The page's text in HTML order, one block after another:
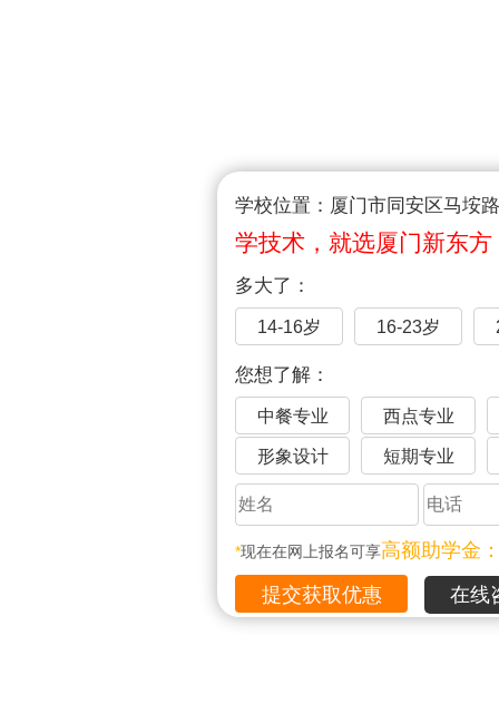
学校位置：厦门市同安区马垵
学技术，就选厦门新东方
多大了：
14-16岁 16-23岁
您想了解：
中餐专业 西点专业
形象设计 短期专业
*现在在网上报名可享高额助学金
在线